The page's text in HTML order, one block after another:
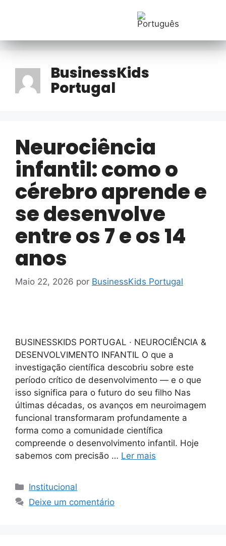
BusinessKids
Portugal
Neurociência
infantil: como o
cérebro aprende e
se desenvolve
entre os 7 e os 14
anos
Maio 22, 2026 por BusinessKids Portugal
BUSINESSKIDS PORTUGAL · NEUROCIÊNCIA &
DESENVOLVIMENTO INFANTIL O que a
investigação científica descobriu sobre este
período crítico de desenvolvimento — e o que
isso significa para o futuro do seu filho Nas
últimas décadas, os avanços em neuroimagem
funcional transformaram profundamente a
forma como a comunidade científica
compreende o desenvolvimento infantil. Hoje
sabemos com precisão … Ler mais
Institucional
Deixe um comentário